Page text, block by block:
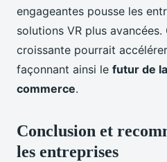
engageantes pousse les
solutions VR plus
croissante pourrait
façonnant ainsi le futur de
commerce.
Conclusion et
les entreprises